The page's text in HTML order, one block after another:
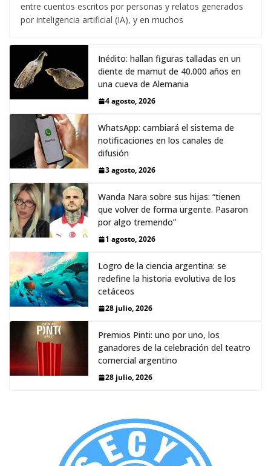
entre cuentos escritos por personas y relatos generados
por inteligencia artificial (IA), y en muchos
Inédito: hallan figuras talladas en un
diente de mamut de 40.000 años en
una cueva de Alemania
4 agosto, 2026
WhatsApp: cambiará el sistema de
notificaciones en los canales de
difusión
3 agosto, 2026
Wanda Nara sobre sus hijas: “tienen
que volver de forma urgente. Pasaron
por algo tremendo”
1 agosto, 2026
Logro de la ciencia argentina: se
redefine la historia evolutiva de los
cetáceos
28 julio, 2026
Premios Pinti: uno por uno, los
ganadores de la celebración del teatro
comercial argentino
28 julio, 2026